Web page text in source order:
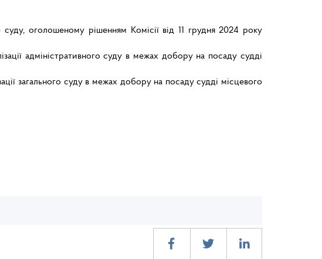
оголошеному рішенням Комісії від 11 грудня 2024 року
адміністративного суду в межах добору на посаду судді
загального суду в межах добору на посаду судді місцевого